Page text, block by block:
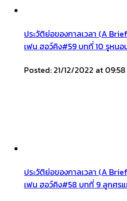
ประวัติย่อของกาลเวลา (A
เฟน ฮอว์คิง#59 บทที่ 10 รูหนอ
Posted: 21/12/2022 at 09:58
ประวัติย่อของกาลเวลา (A
เฟน ฮอว์คิง#58 บทที่ 9 ลูกศรแ